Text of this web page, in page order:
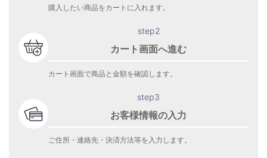
購入したい商品をカートに入れます。
step2
カート画面へ進む
カート画面で商品と金額を確認します。
step3
お客様情報の入力
ご住所・連絡先・決済方法等を入力します。